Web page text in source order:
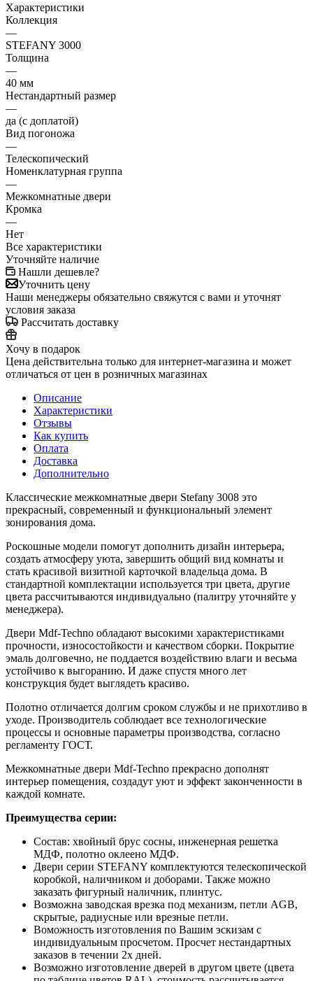
Характеристики
Коллекция
—
STEFANY 3000
Толщина
—
40 мм
Нестандартный размер
—
да (с доплатой)
Вид погоножа
—
Телескопический
Номенклатурная группа
—
Межкомнатные двери
Кромка
—
Нет
Все характеристики
Уточняйте наличие
Нашли дешевле?
Уточнить цену
Наши менеджеры обязательно свяжутся с вами и уточнят
условия заказа
Рассчитать доставку
Хочу в подарок
Цена действительна только для интернет-магазина и может
отличаться от цен в розничных магазинах
Описание
Характеристики
Отзывы
Как купить
Оплата
Доставка
Дополнительно
Классические межкомнатные двери Stefany 3008 это
прекрасный, современный и функциональный элемент
зонирования дома.
Роскошные модели помогут дополнить дизайн интерьера,
создать атмосферу уюта, завершить общий вид комнаты и
стать красивой визитной карточкой владельца дома. В
стандартной комплектации используется три цвета, другие
цвета рассчитываются индивидуально (палитру уточняйте у
менеджера).
Двери Mdf-Techno обладают высокими характеристиками
прочности, износостойкости и качеством сборки. Покрытие
эмаль долговечно, не поддается воздействию влаги и весьма
устойчиво к выгоранию. И даже спустя много лет
конструкция будет выглядеть красиво.
Полотно отличается долгим сроком службы и не прихотливо в
уходе. Производитель соблюдает все технологические
процессы и основные параметры производства, согласно
регламенту ГОСТ.
Межкомнатные двери Mdf-Techno прекрасно дополнят
интерьер помещения, создадут уют и эффект законченности в
каждой комнате.
Преимущества серии:
Состав: хвойный брус сосны, инженерная решетка
МДФ, полотно оклеено МДФ.
Двери серии STEFANY комплектуются телескопической
коробкой, наличником и доборами. Также можно
заказать фигурный наличник, плинтус.
Возможна заводская врезка под механизм, петли AGB,
скрытые, радиусные или врезные петли.
Воможность изготовления по Вашим эскизам с
индивидуальным просчетом. Просчет нестандартных
заказов в течении 2х дней.
Возможно изготовление дверей в другом цвете (цвета